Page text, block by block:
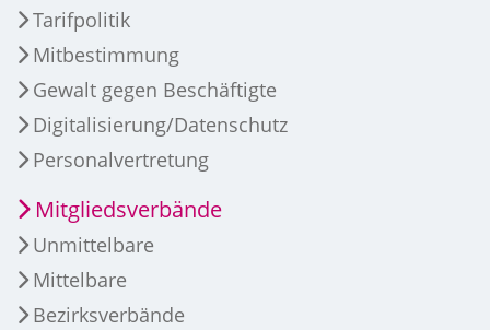
Tarifpolitik
Mitbestimmung
Gewalt gegen Beschäftigte
Digitalisierung/Datenschutz
Personalvertretung
Mitgliedsverbände
Unmittelbare
Mittelbare
Bezirksverbände